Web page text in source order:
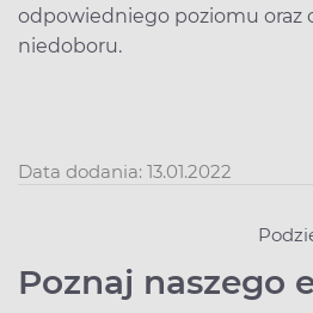
odpowiedniego poziomu oraz
niedoboru.
Data dodania: 13.01.2022
Poznaj naszego